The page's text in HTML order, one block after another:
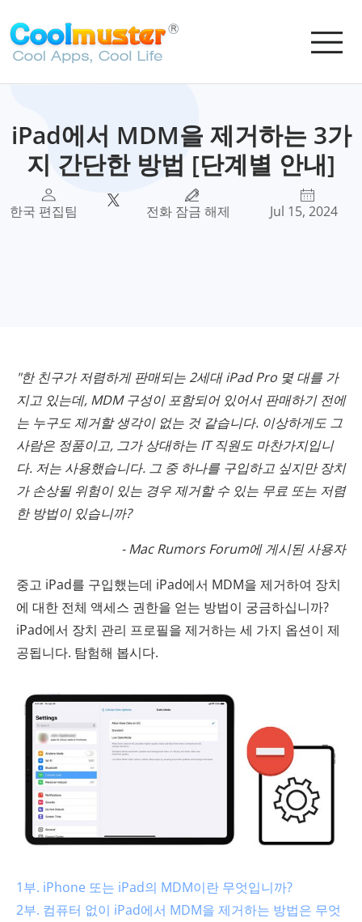
iPad에서 MDM을 제거하는 3가
지 간단한 방법 [단계별 안내]
한국 편집팀 전화 잠금 해제 Jul 15, 2024
"한 친구가 저렴하게 판매되는 2세대 iPad Pro 몇 대를 가
지고 있는데, MDM 구성이 포함되어 있어서 판매하기 전에
는 누구도 제거할 생각이 없는 것 같습니다. 이상하게도 그
사람은 정품이고, 그가 상대하는 IT 직원도 마찬가지입니
다. 저는 사용했습니다. 그 중 하나를 구입하고 싶지만 장치
가 손상될 위험이 있는 경우 제거할 수 있는 무료 또는 저렴
한 방법이 있습니까?
- Mac Rumors Forum에 게시된 사용자
중고 iPad를 구입했는데 iPad에서 MDM을 제거하여 장치
에 대한 전체 액세스 권한을 얻는 방법이 궁금하십니까?
iPad에서 장치 관리 프로필을 제거하는 세 가지 옵션이 제
공됩니다. 탐험해 봅시다.
1부. iPhone 또는 iPad의 MDM이란 무엇입니까?
2부. 컴퓨터 없이 iPad에서 MDM을 제거하는 방법은 무엇